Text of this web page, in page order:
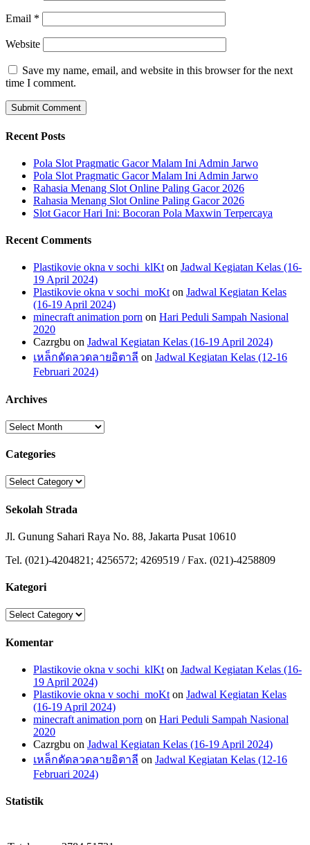
Email *
Website
Save my name, email, and website in this browser for the next
time I comment.
Recent Posts
Pola Slot Pragmatic Gacor Malam Ini Admin Jarwo
Pola Slot Pragmatic Gacor Malam Ini Admin Jarwo
Rahasia Menang Slot Online Paling Gacor 2026
Rahasia Menang Slot Online Paling Gacor 2026
Slot Gacor Hari Ini: Bocoran Pola Maxwin Terpercaya
Recent Comments
Plastikovie okna v sochi_klKt on Jadwal Kegiatan Kelas (16-
19 April 2024)
Plastikovie okna v sochi_moKt on Jadwal Kegiatan Kelas
(16-19 April 2024)
minecraft animation porn on Hari Peduli Sampah Nasional
2020
Cazrgbu on Jadwal Kegiatan Kelas (16-19 April 2024)
เหล็กดัดลวดลายอิตาลี on Jadwal Kegiatan Kelas (12-16
Februari 2024)
Archives
Archives
Categories
Categories
Sekolah Strada
Jl. Gunung Sahari Raya No. 88, Jakarta Pusat 10610
Tel. (021)-4204821; 4256572; 4269519 / Fax. (021)-4258809
Kategori
Kategori
Komentar
Plastikovie okna v sochi_klKt on Jadwal Kegiatan Kelas (16-
19 April 2024)
Plastikovie okna v sochi_moKt on Jadwal Kegiatan Kelas
(16-19 April 2024)
minecraft animation porn on Hari Peduli Sampah Nasional
2020
Cazrgbu on Jadwal Kegiatan Kelas (16-19 April 2024)
เหล็กดัดลวดลายอิตาลี on Jadwal Kegiatan Kelas (12-16
Februari 2024)
Statistik